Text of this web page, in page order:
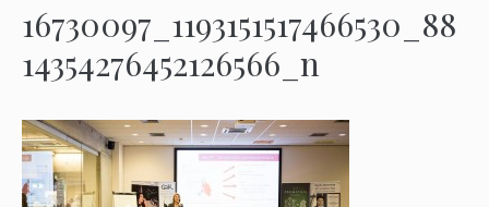
16730097_1193151517466530_88
14354276452126566_n